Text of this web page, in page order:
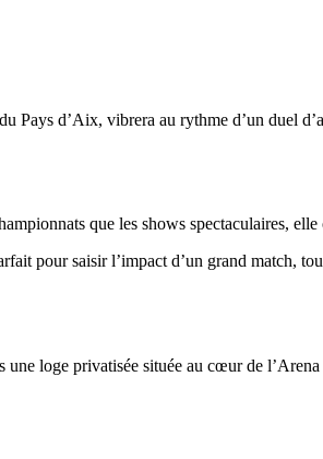
d’Aix, vibrera au rythme d’un duel
que les shows spectaculaires,
pour saisir l’impact d’un grand match,
une loge privatisée située au cœur de